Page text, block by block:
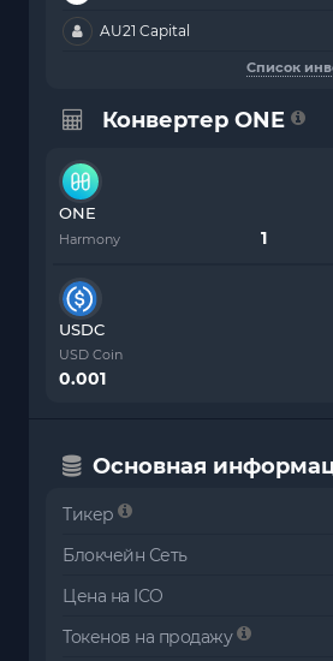
AU21 Capital
Список
Конвертер ONE
ONE
Harmony
USDC
USD Coin
0.001
Основная
Тикер
Блокчейн Сеть
Цена на ICO
Токенов на продажу